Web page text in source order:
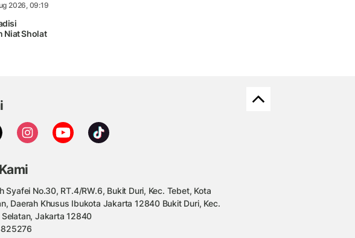
2026, 09:19
Niat Sholat
Syafei No.30, RT.4/RW.6, Bukit Duri, Kec. Tebet, Kota
Daerah Khusus Ibukota Jakarta 12840 Bukit Duri, Kec.
Jakarta 12840